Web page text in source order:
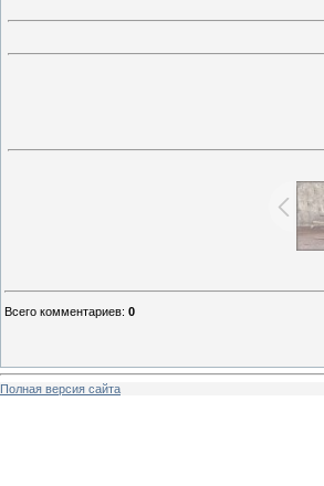
Всего комментариев: 0
Полная версия сайта